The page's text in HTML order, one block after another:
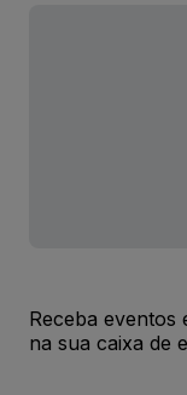
Receba eventos
na sua caixa de